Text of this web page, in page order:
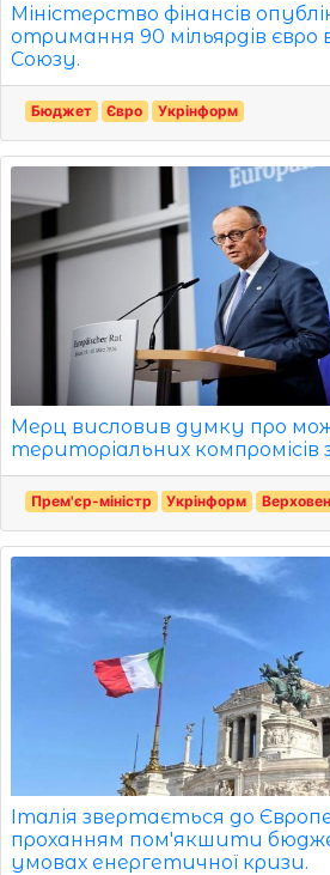
Міністерство фінансів
отримання 90 мільярдів євро
Союзу.
Бюджет Євро Укрінформ
Мерц висловив думку про
територіальних компромісів
Прем'єр-міністр Укрінформ
Італія звертається до
проханням пом'якшити
умовах енергетичної кризи.